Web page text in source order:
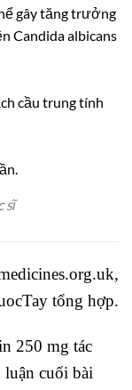
gây tăng trưởng
Candida albicans
cầu trung tính
sĩ
tổng hợp.
250 mg tác
cuối bài